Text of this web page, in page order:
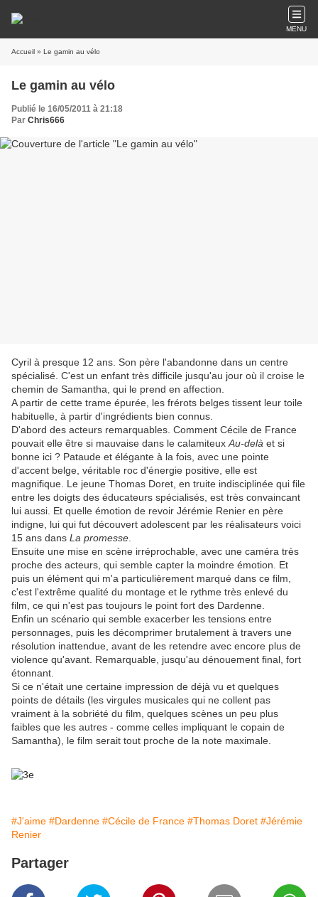
MENU
Accueil » Le gamin au vélo
Le gamin au vélo
Publié le 16/05/2011 à 21:18
Par Chris666
Cyril à presque 12 ans. Son père l'abandonne dans un centre
spécialisé. C'est un enfant très difficile jusqu'au jour où il croise le
chemin de Samantha, qui le prend en affection.
A partir de cette trame épurée, les frérots belges tissent leur toile
habituelle, à partir d'ingrédients bien connus.
D'abord des acteurs remarquables. Comment Cécile de France
pouvait elle être si mauvaise dans le calamiteux Au-delà et si
bonne ici ? Pataude et élégante à la fois, avec une pointe
d'accent belge, véritable roc d'énergie positive, elle est
magnifique. Le jeune Thomas Doret, en truite indisciplinée qui file
entre les doigts des éducateurs spécialisés, est très convaincant
lui aussi. Et quelle émotion de revoir Jérémie Renier en père
indigne, lui qui fut découvert adolescent par les réalisateurs voici
15 ans dans La promesse
Ensuite une mise en scène irréprochable, avec une caméra très
proche des acteurs, qui semble capter la moindre émotion. Et
puis un élément qui m'a particulièrement marqué dans ce film,
c'est l'extrême qualité du montage et le rythme très enlevé du
film, ce qui n'est pas toujours le point fort des Dardenne.
Enfin un scénario qui semble exacerber les tensions entre
personnages, puis les décomprimer brutalement à travers une
résolution inattendue, avant de les retendre avec encore plus de
violence qu'avant. Remarquable, jusqu'au dénouement final, fort
étonnant.
Si ce n'était une certaine impression de déjà vu et quelques
points de détails (les virgules musicales qui ne collent pas
vraiment à la sobriété du film, quelques scènes un peu plus
faibles que les autres - comme celles impliquant le copain de
Samantha), le film serait tout proche de la note maximale.
#J'aime #Dardenne #Cécile de France #Thomas Doret #Jérémie
Renier
Partager